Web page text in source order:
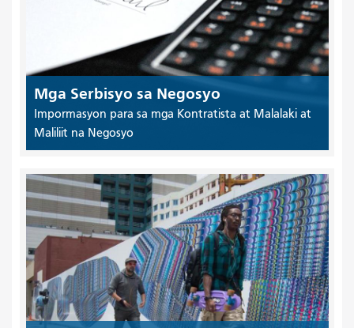
Mga Serbisyo sa Negosyo
Impormasyon para sa mga Kontratista at Malalaki at
Maliliit na Negosyo